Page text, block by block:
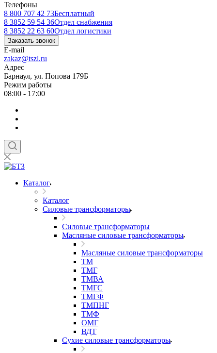
Телефоны
8 800 707 42 73Бесплатный
8 3852 59 54 36Отдел снабжения
8 3852 22 63 60Отдел логистики
Заказать звонок
E-mail
zakaz@tszl.ru
Адрес
Барнаул, ул. Попова 179Б
Режим работы
08:00 - 17:00
Каталог
Каталог
Силовые трансформаторы
Силовые трансформаторы
Масляные силовые трансформаторы
Масляные силовые трансформаторы
ТМ
ТМГ
ТМВА
ТМГС
ТМГФ
ТМПНГ
ТМФ
ОМГ
ВДТ
Сухие силовые трансформаторы